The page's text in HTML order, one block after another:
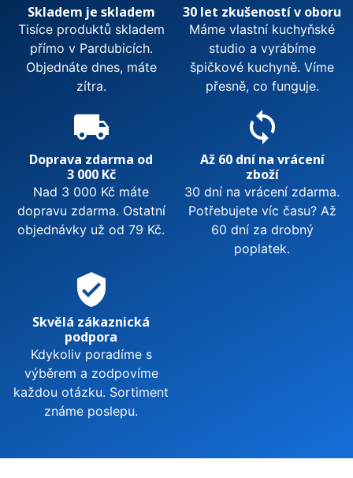
Skladem je skladem
Tisíce produktů skladem
přímo v Pardubicích.
Objednáte dnes, máte
zítra.
30 let zkušeností v oboru
Máme vlastní kuchyňské
studio a vyrábíme
špičkové kuchyně. Víme
přesně, co funguje.
local_shipping
Doprava zdarma od
3 000 Kč
Nad 3 000 Kč máte
dopravu zdarma. Ostatní
objednávky už od 79 Kč.
sync
Až 60 dní na vrácení
zboží
30 dní na vrácení zdarma.
Potřebujete víc času? Až
60 dní za drobný
poplatek.
verified_user
Skvělá zákaznická
podpora
Kdykoliv poradíme s
výběrem a zodpovíme
každou otázku. Sortiment
známe poslepu.